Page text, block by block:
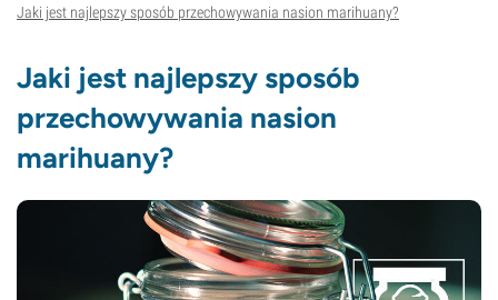
Jaki jest najlepszy sposób przechowywania nasion marihuany?
Jaki jest najlepszy sposób
przechowywania nasion
marihuany?